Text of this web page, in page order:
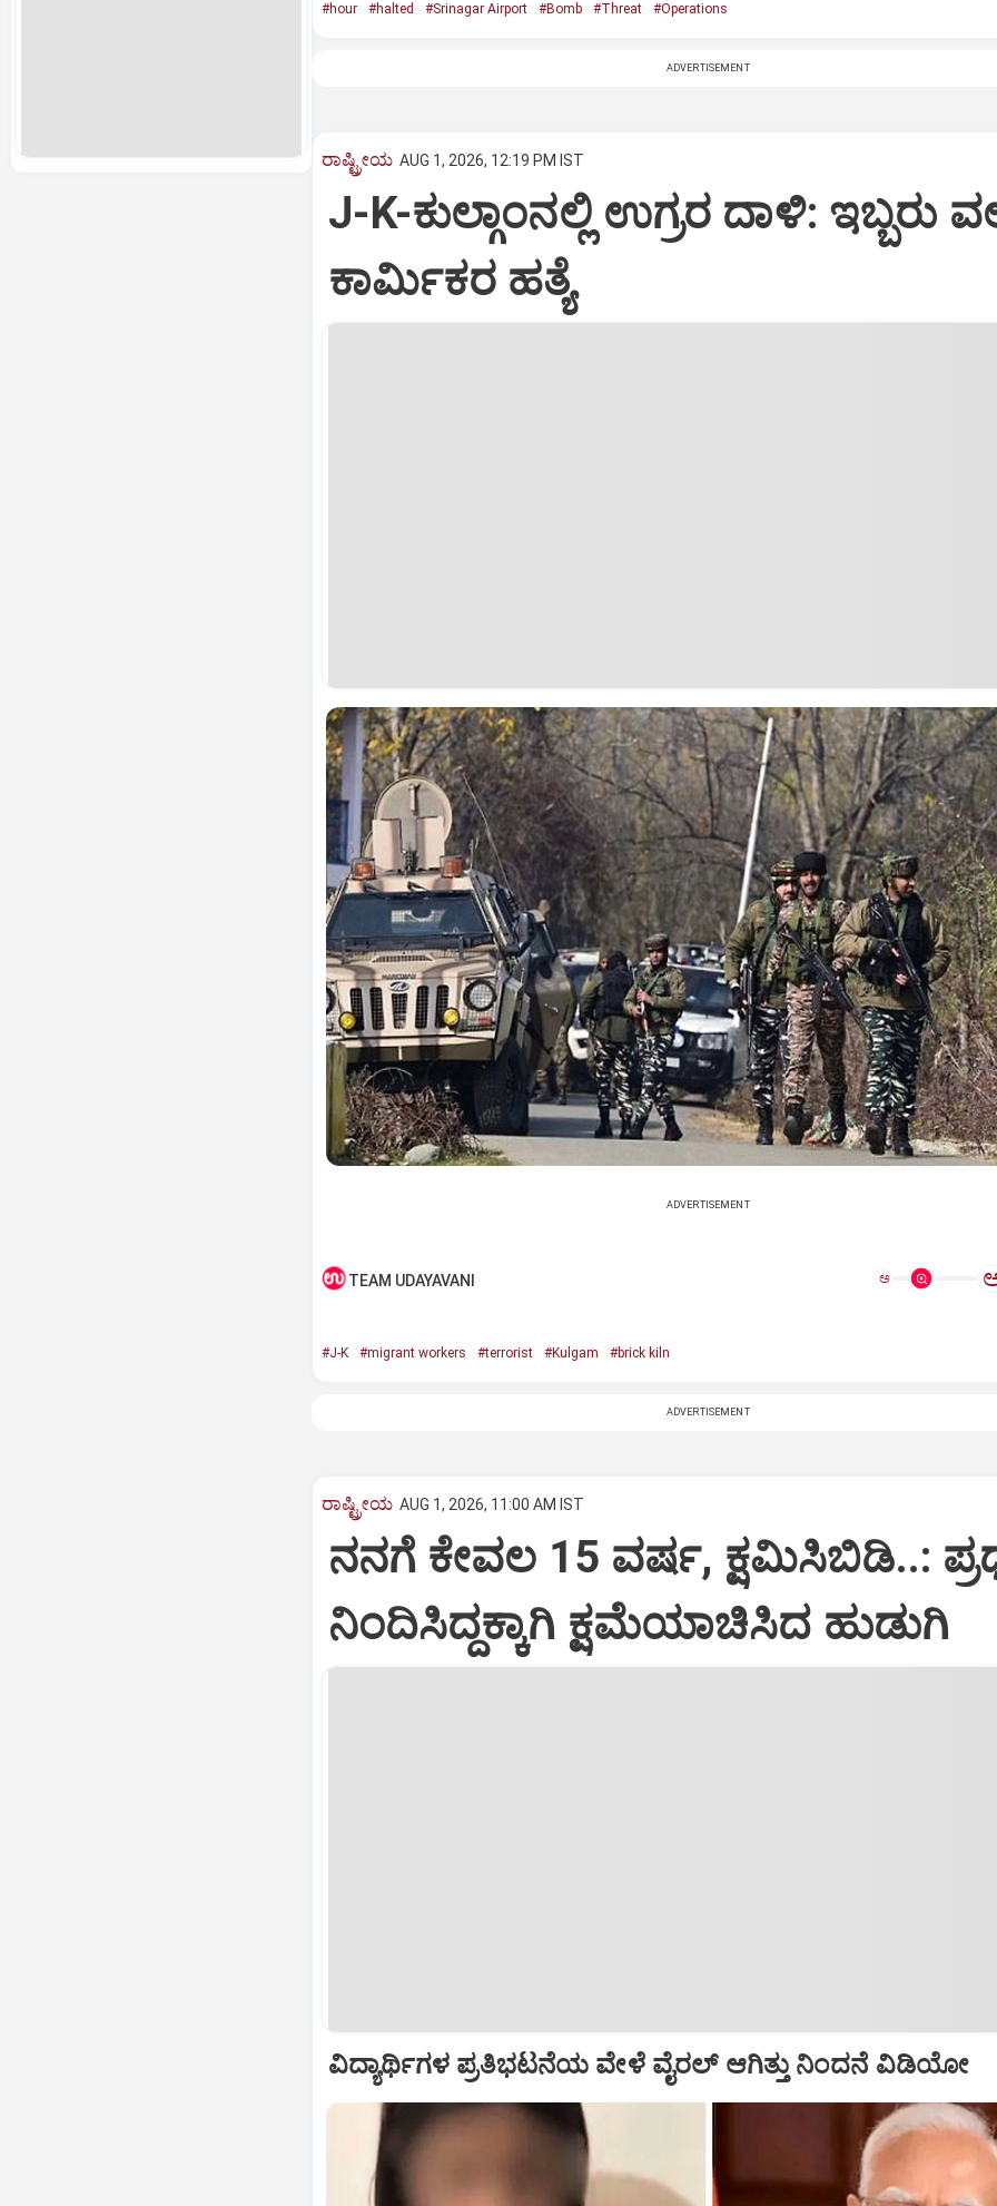
#hour #halted #Srinagar Airport #Bomb #Threat #Operations
ADVERTISEMENT
ರಾಷ್ಟ್ರೀಯ AUG 1, 2026, 12:19 PM IST
J-K-ಕುಲ್ಗಾಂನಲ್ಲಿ ಉಗ್ರರ ದಾಳಿ: ಇಬ್ಬರು
ಕಾರ್ಮಿಕರ ಹತ್ಯೆ
ADVERTISEMENT
TEAM UDAYAVANI ಅ
#J-K #migrant workers #terrorist #Kulgam #brick kiln
ADVERTISEMENT
ರಾಷ್ಟ್ರೀಯ AUG 1, 2026, 11:00 AM IST
ನನಗೆ ಕೇವಲ 15 ವರ್ಷ, ಕ್ಷಮಿಸಿಬಿಡಿ..:
ನಿಂದಿಸಿದ್ದಕ್ಕಾಗಿ ಕ್ಷಮೆಯಾಚಿಸಿದ ಹುಡುಗಿ
ವಿದ್ಯಾರ್ಥಿಗಳ ಪ್ರತಿಭಟನೆಯ ವೇಳೆ ವೈರಲ್‌ ಆಗಿತ್ತು ನಿಂದನೆ ವಿಡಿಯೋ